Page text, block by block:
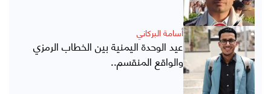
أسامة البركاني
عيد الوحدة اليمنية بين الخطاب الرمزي
والواقع المنقسم..